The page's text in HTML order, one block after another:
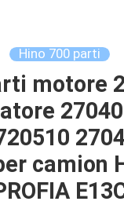
Hino 700 parti
motore
camion